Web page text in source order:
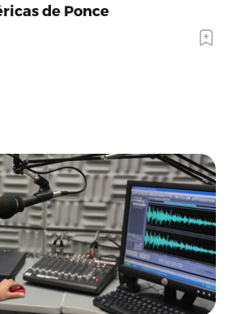
de Ponce